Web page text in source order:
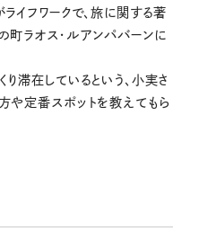
t
e
イフワークで、旅に関する著
町ラオス・ルアンパバーンに
滞在しているという、小実さ
や定番スポットを教えてもら